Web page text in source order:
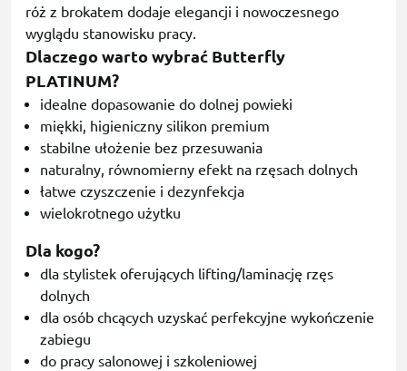
róż z brokatem dodaje elegancji i nowoczesnego
wyglądu stanowisku pracy.
Dlaczego warto wybrać Butterfly
PLATINUM?
idealne dopasowanie do dolnej powieki
miękki, higieniczny silikon premium
stabilne ułożenie bez przesuwania
naturalny, równomierny efekt na rzęsach dolnych
łatwe czyszczenie i dezynfekcja
wielokrotnego użytku
Dla kogo?
dla stylistek oferujących lifting/laminację rzęs
dolnych
dla osób chcących uzyskać perfekcyjne wykończenie
zabiegu
do pracy salonowej i szkoleniowej